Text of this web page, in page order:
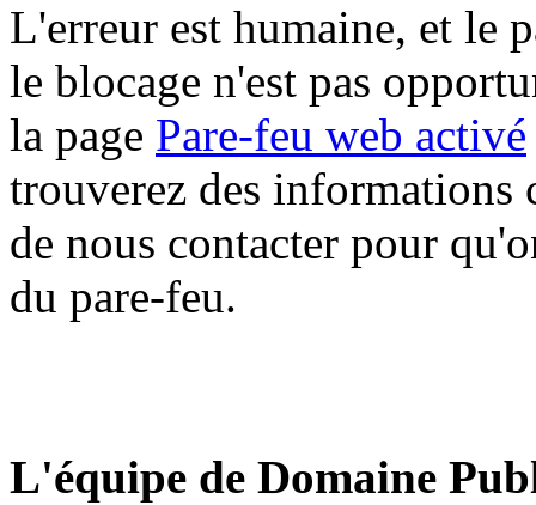
L'erreur est humaine, et le
le blocage n'est pas
la page Pare-feu web activé
trouverez des informations
de nous contacter pour
du pare-feu.
L'équipe de Domaine